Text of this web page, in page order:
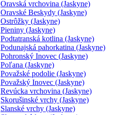
Oravská vrchovina (Jaskyne)
Oravské Beskydy (Jaskyne)
Ostrôžky (Jaskyne)
Pieniny (Jaskyne)
Podtatranská kotlina (Jaskyne)
Podunajská pahorkatina (Jaskyne)
Pohronský Inovec (Jaskyne)
Poľana (Jaskyne)
Považské podolie (Jaskyne)
Považský Inovec (Jaskyne)
Revúcka vrchovina (Jaskyne)
Skorušinské vrchy (Jaskyne)
Slanské vrchy (Jaskyne)